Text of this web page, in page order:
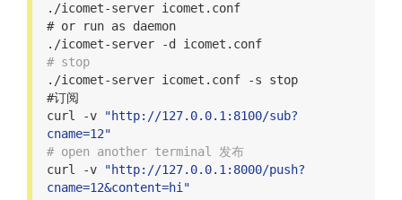
./icomet-server icomet.conf
# or run as daemon
# stop
./icomet-server icomet.conf -s stop
#订阅
curl -v
"http://127.0.0.1:8100/sub?
cname=12"
# open another terminal 发布
curl -v
"http://127.0.0.1:8000/push?
cname=12&content=hi "